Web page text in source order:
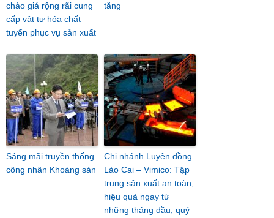
chào giá rộng rãi cung
cấp vật tư hóa chất
tuyển phục vụ sản xuất
tăng
Sáng mãi truyền thống
công nhân Khoáng sản
Chi nhánh Luyện đồng
Lào Cai – Vimico: Tập
trung sản xuất an toàn,
hiệu quả ngay từ
những tháng đầu, quý